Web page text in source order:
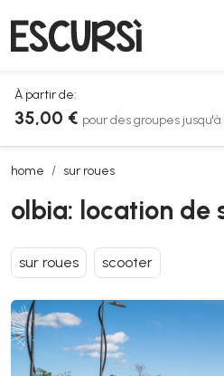
À partir de:
35,00 € pour des groupes
home sur roues
olbia: location de scooter
olbia: location de
sur roues scooter